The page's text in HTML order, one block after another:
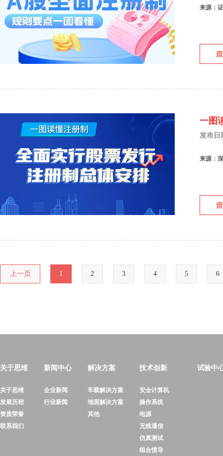
来源：
一图
发布日
来源：
上一页 1 2 3 4 5 6
关于思维
关于思维
发展历程
资质荣誉
联系我们
新闻中心
企业新闻
行业新闻
解决方案
车载解决方案
地面解决方案
其他
技术创新
安全计算机
操作系统
电源
无线通信
仿真测试
组合惯导
试验中